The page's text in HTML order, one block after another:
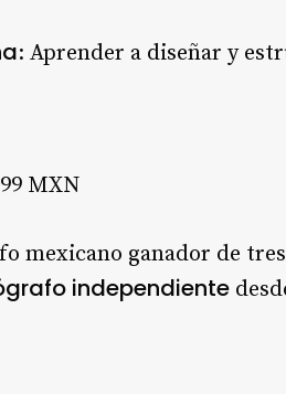
: Aprender a diseñar y
MXN
mexicano ganador de
independiente